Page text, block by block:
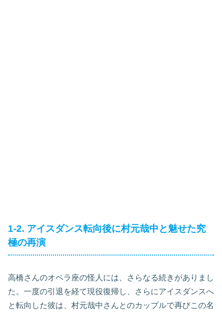
1-2. アイスダンス転向後に村元哉中と魅せた究
極の再演
高橋さんのオペラ座の怪人には、さらなる続きがありまし
た。一度の引退を経て現役復帰し、さらにアイスダンスへ
と転向した彼は、村元哉中さんとのカップルで再びこの名